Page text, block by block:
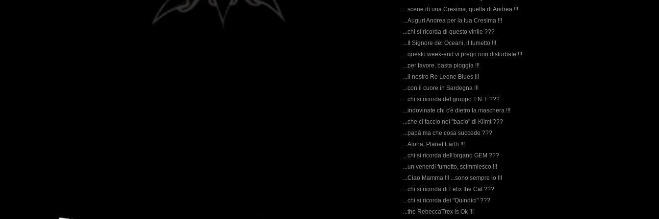
...scene di una Cresima, quella di Andrea !!!
...Auguri Andrea per la tua Cresima !!!
...chi si ricorda di questo vinile ???
...Il Signore del Oceani, il fumetto !!!
...questo week-end vi prego non disturbate !!!
...per favore, basta pioggia !!!
...il nostro Re Leone Blues !!!
...con il cuore in Sardegna !!!
...chi si ricorda del gruppo T.N.T. ???
...indovinate chi c'è dietro la maschera !!!
...che ci faccio nel "bacio" di Klimt ???
...papà ma che cosa succede ???
...Aloha, Planet Earth !!!
...chi si ricorda dell'organo GEM ???
...un venerdì fumetto, scimmiesco !!!
...Ciao Mamma !!! ...sono sempre io !!!
...chi si ricorda di Felix the Cat ???
...chi si ricorda dei "Quindici" ???
...the RebeccaTrex is Ok !!!